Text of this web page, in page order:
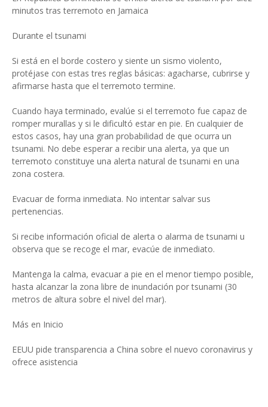
minutos tras terremoto en Jamaica
Durante el tsunami
Si está en el borde costero y siente un sismo violento,
protéjase con estas tres reglas básicas: agacharse, cubrirse y
afirmarse hasta que el terremoto termine.
Cuando haya terminado, evalúe si el terremoto fue capaz de
romper murallas y si le dificultó estar en pie. En cualquier de
estos casos, hay una gran probabilidad de que ocurra un
tsunami. No debe esperar a recibir una alerta, ya que un
terremoto constituye una alerta natural de tsunami en una
zona costera.
Evacuar de forma inmediata. No intentar salvar sus
pertenencias.
Si recibe información oficial de alerta o alarma de tsunami u
observa que se recoge el mar, evacúe de inmediato.
Mantenga la calma, evacuar a pie en el menor tiempo posible,
hasta alcanzar la zona libre de inundación por tsunami (30
metros de altura sobre el nivel del mar).
Más en Inicio
EEUU pide transparencia a China sobre el nuevo coronavirus y
ofrece asistencia